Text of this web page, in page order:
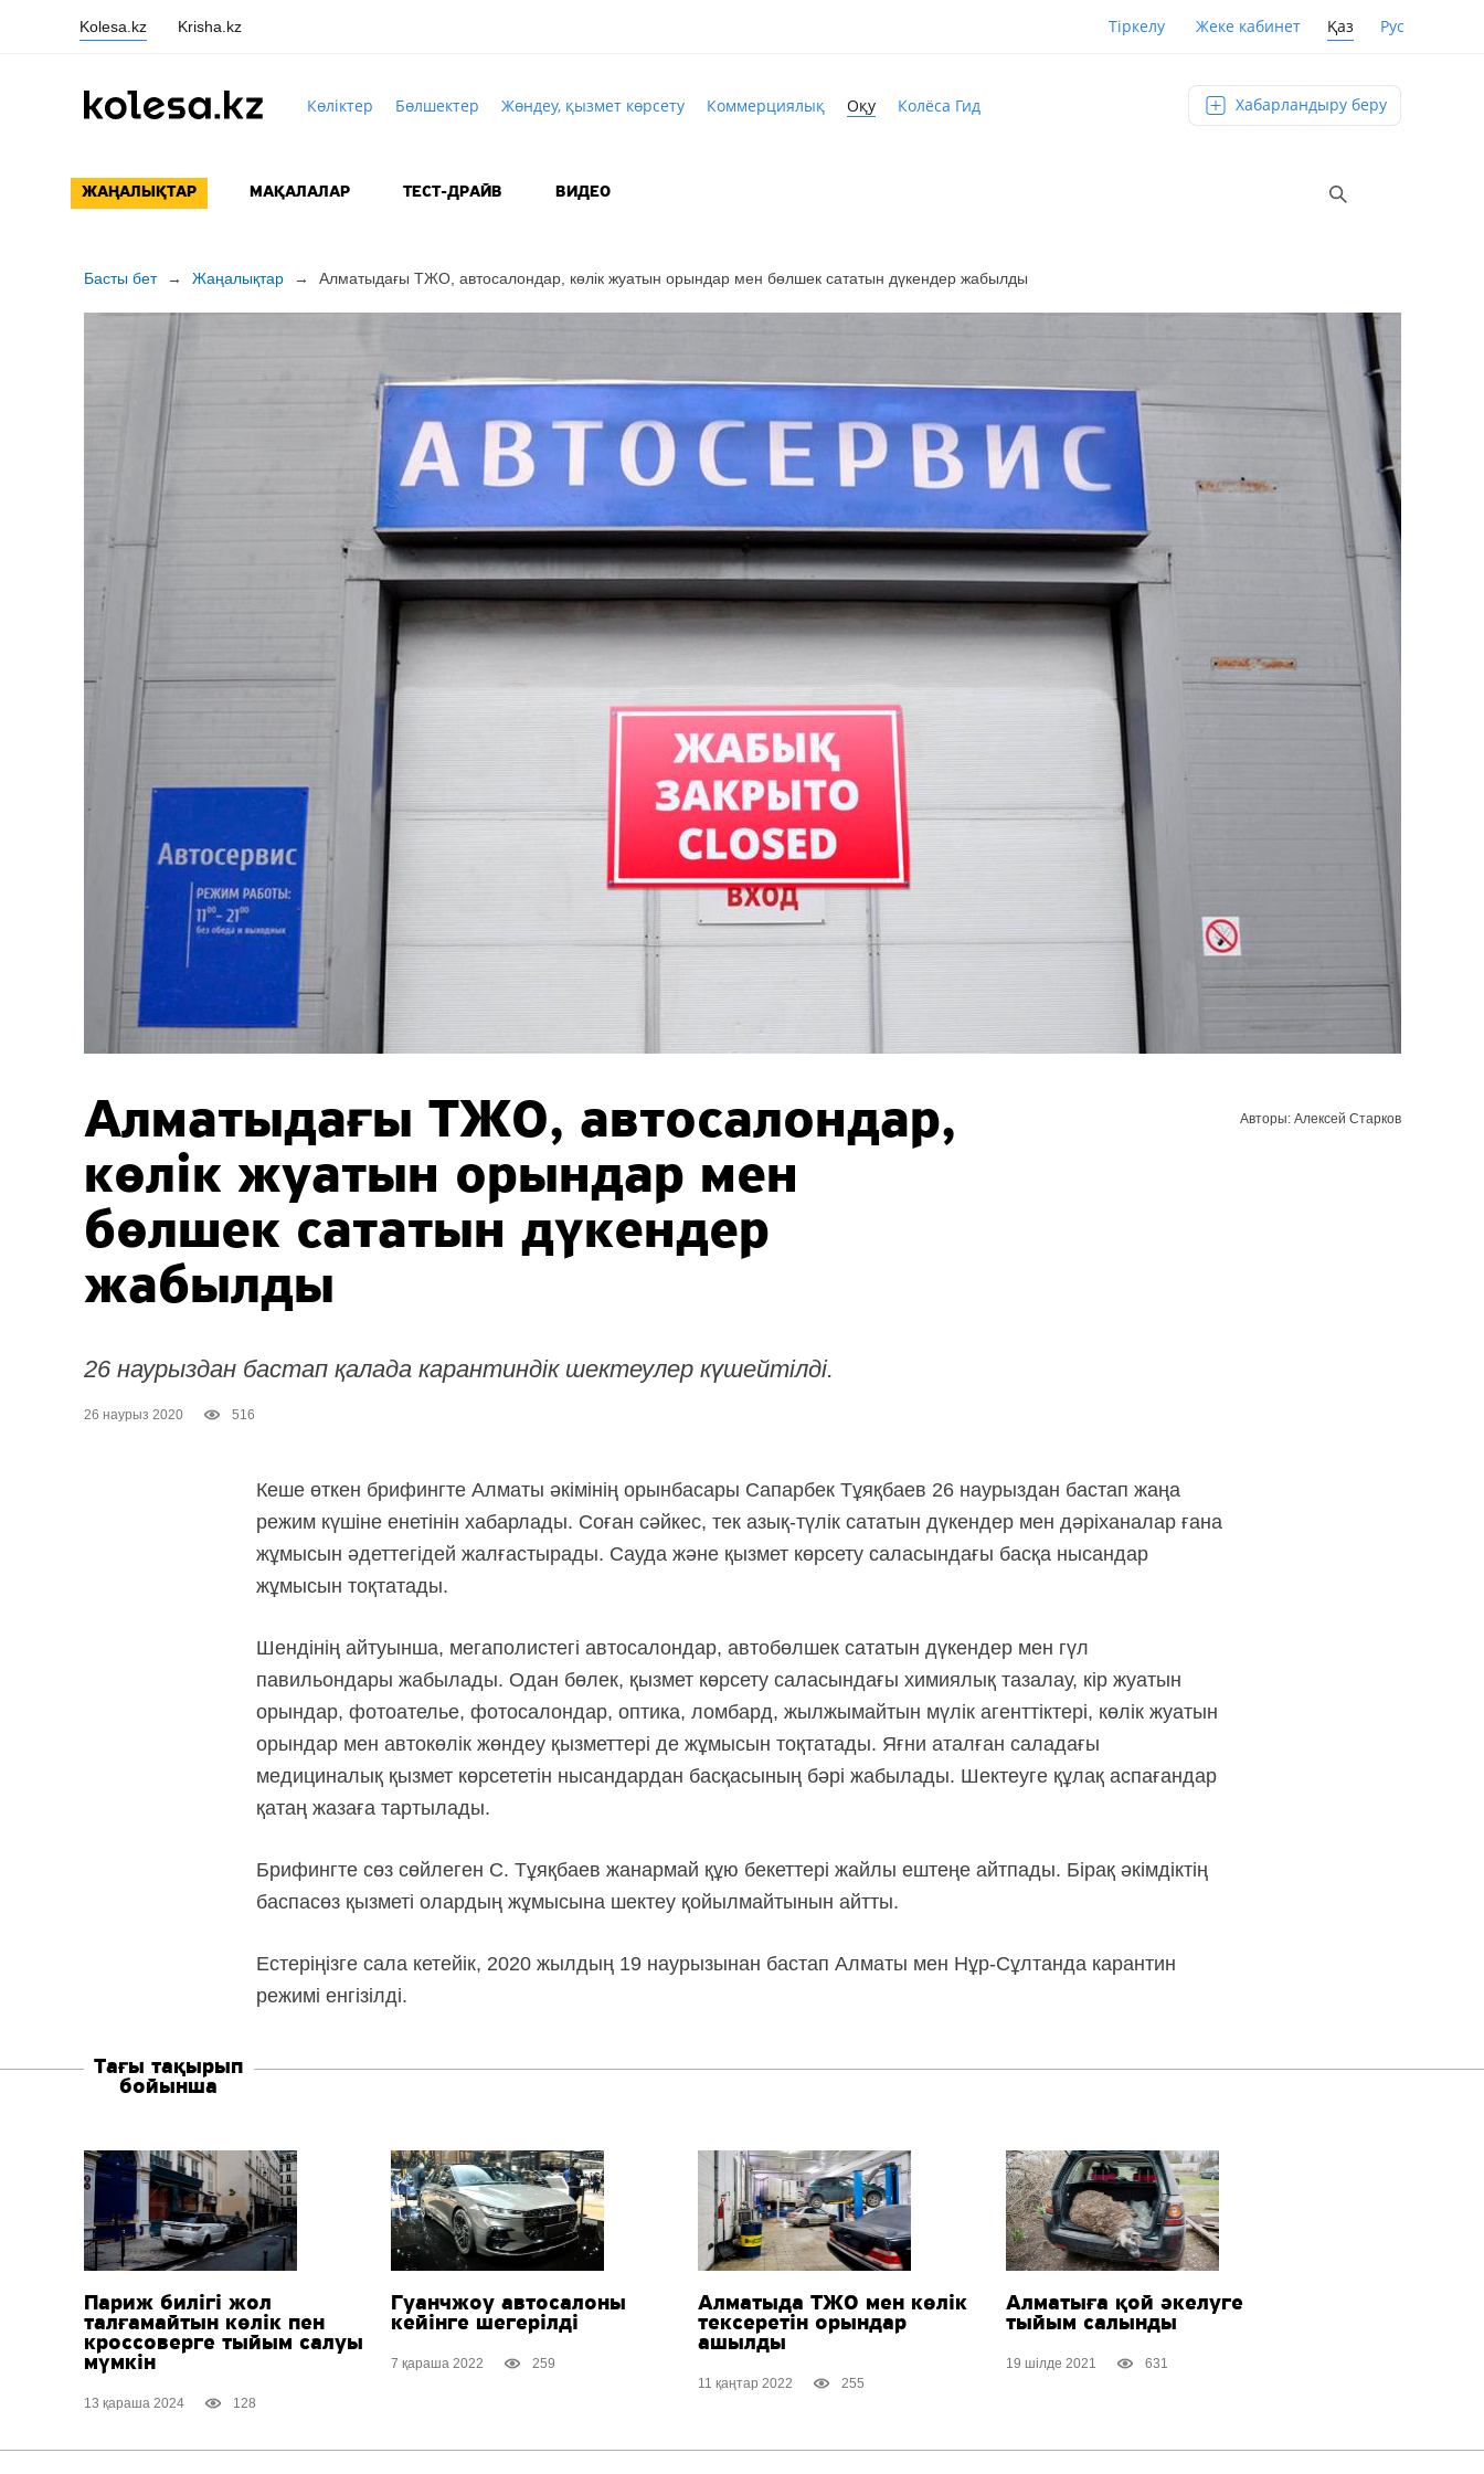
Kolesa.kz Krisha.kz Тіркелу Жеке кабинет Қаз Рус
Көліктер Бөлшектер Жөндеу, қызмет көрсету Коммерциялық Оқу Колёса Гид Хабарландыру беру
ЖАҢАЛЫҚТАР МАҚАЛАЛАР ТЕСТ-ДРАЙВ ВИДЕО
Басты бет → Жаңалықтар → Алматыдағы ТЖО, автосалондар, көлік жуатын орындар мен бөлшек сататын дүкендер жабылды
Алматыдағы ТЖО, автосалондар,
көлік жуатын орындар мен
бөлшек сататын дүкендер
жабылды
26 наурыздан бастап қалада карантиндік шектеулер күшейтілді.
26 наурыз 2020 516
Авторы: Алексей Старков
Кеше өткен брифингте Алматы әкімінің орынбасары Сапарбек Тұяқбаев 26 наурыздан бастап жаңа
режим күшіне енетінін хабарлады. Соған сәйкес, тек азық-түлік сататын дүкендер мен дәріханалар ғана
жұмысын әдеттегідей жалғастырады. Сауда және қызмет көрсету саласындағы басқа нысандар
жұмысын тоқтатады.
Шендінің айтуынша, мегаполистегі автосалондар, автобөлшек сататын дүкендер мен гүл
павильондары жабылады. Одан бөлек, қызмет көрсету саласындағы химиялық тазалау, кір жуатын
орындар, фотоателье, фотосалондар, оптика, ломбард, жылжымайтын мүлік агенттіктері, көлік жуатын
орындар мен автокөлік жөндеу қызметтері де жұмысын тоқтатады. Яғни аталған саладағы
медициналық қызмет көрсететін нысандардан басқасының бәрі жабылады. Шектеуге құлақ аспағандар
қатаң жазаға тартылады.
Брифингте сөз сөйлеген С. Тұяқбаев жанармай құю бекеттері жайлы ештеңе айтпады. Бірақ әкімдіктің
баспасөз қызметі олардың жұмысына шектеу қойылмайтынын айтты.
Естеріңізге сала кетейік, 2020 жылдың 19 наурызынан бастап Алматы мен Нұр-Сұлтанда карантин
режимі енгізілді.
Тағы тақырып
бойынша
Париж билігі жол
талғамайтын көлік пен
кроссоверге тыйым салуы
мүмкін
13 қараша 2024 128
Гуанчжоу автосалоны
кейінге шегерілді
7 қараша 2022 259
Алматыда ТЖО мен көлік
тексеретін орындар
ашылды
11 қаңтар 2022 255
Алматыға қой әкелуге
тыйым салынды
19 шілде 2021 631